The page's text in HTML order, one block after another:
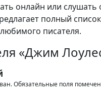
онлайн или слушать
полный
писателя.
«Джим
Обязательные поля